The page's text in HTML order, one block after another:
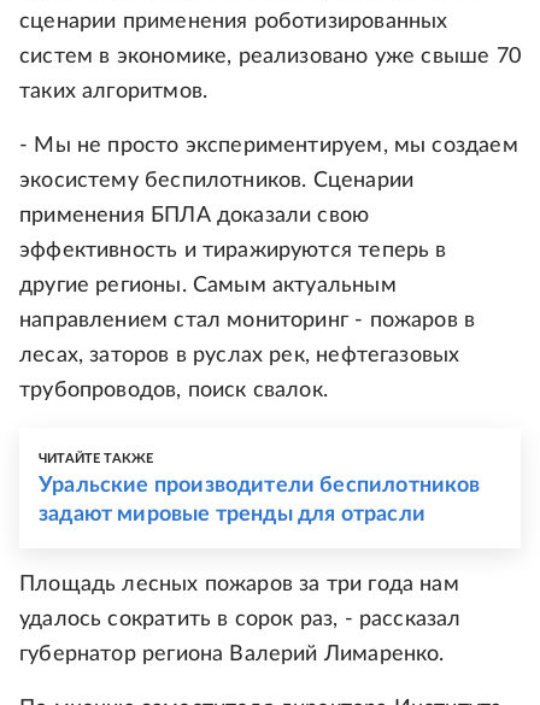
сценарии применения роботизированных
систем в экономике, реализовано уже свыше 70
таких алгоритмов.
- Мы не просто экспериментируем, мы создаем
экосистему беспилотников. Сценарии
применения БПЛА доказали свою
эффективность и тиражируются теперь в
другие регионы. Самым актуальным
направлением стал мониторинг - пожаров в
лесах, заторов в руслах рек, нефтегазовых
трубопроводов, поиск свалок.
ЧИТАЙТЕ ТАКЖЕ
Уральские производители беспилотников
задают мировые тренды для отрасли
Площадь лесных пожаров за три года нам
удалось сократить в сорок раз, - рассказал
губернатор региона Валерий Лимаренко.